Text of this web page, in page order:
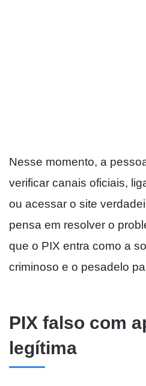
Nesse momento, a
verificar canais oficiais,
ou acessar o site
pensa em resolver o
que o PIX entra como a
criminoso e o pesadelo
PIX falso com
legítima